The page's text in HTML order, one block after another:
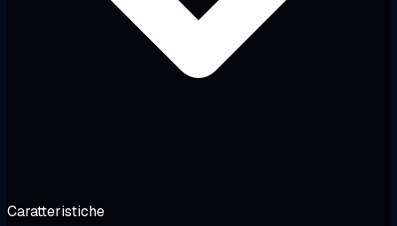
Caratteristiche